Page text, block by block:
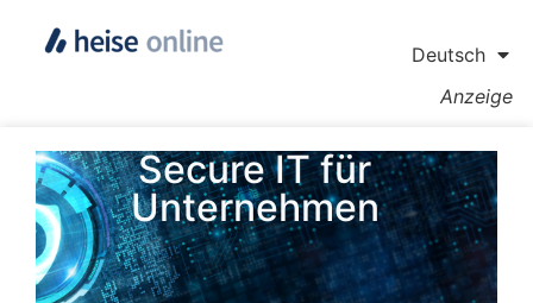
Deutsch
Anzeige
Secure IT für
Unternehmen